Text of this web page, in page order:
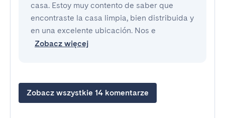
casa. Estoy muy contento de saber que
encontraste la casa limpia, bien distribuida y
en una excelente ubicación. Nos e
Zobacz więcej
Zobacz wszystkie 14 komentarze